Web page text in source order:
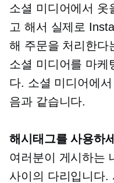
소셜 미디어에서 옷
고 해서 실제로
해 주문을 처리한다
소셜 미디어를 마케
다. 소셜 미디어에
음과 같습니다.
해시태그를 사용하
여러분이 게시하는
사이의 다리입니다.